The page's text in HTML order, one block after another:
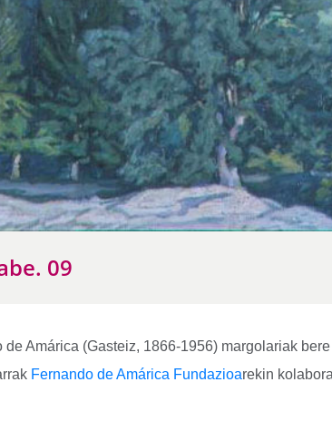
09
de Amárica (Gasteiz, 1866-1956) margolariak
Fernando de Amárica Fundazioarekin